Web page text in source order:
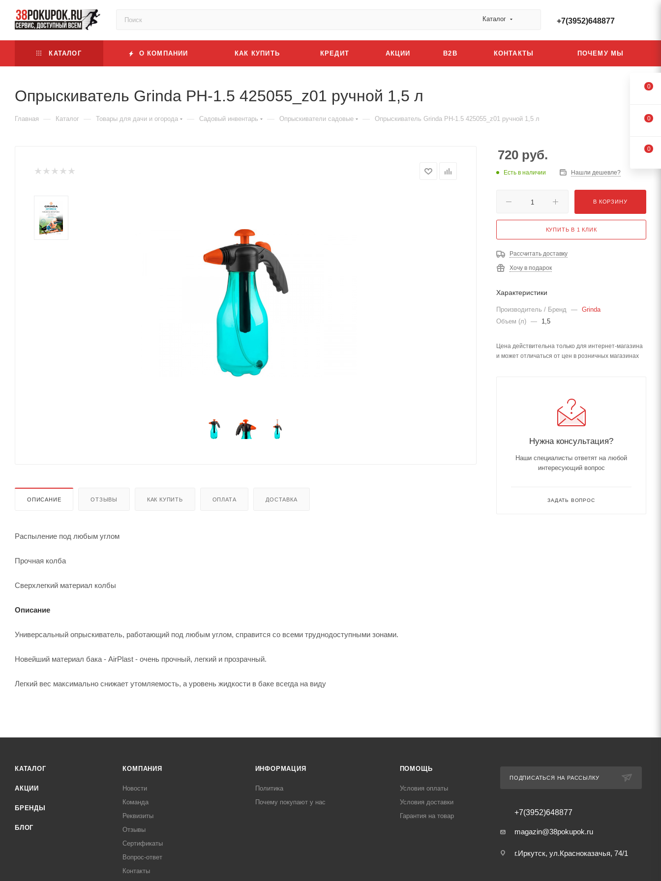
Каталог +7(3952)648877
КАТАЛОГ О КОМПАНИИ КАК КУПИТЬ КРЕДИТ АКЦИИ B2B КОНТАКТЫ ПОЧЕМУ МЫ
Опрыскиватель Grinda PH-1.5 425055_z01 ручной 1,5 л
Главная — Каталог — Товары для дачи и огорода — Садовый инвентарь — Опрыскиватели садовые — Опрыскиватель Grinda PH-1.5 425055_z01 ручной 1,5 л
ОПИСАНИЕ ОТЗЫВЫ КАК КУПИТЬ ОПЛАТА ДОСТАВКА
Распыление под любым углом
Прочная колба
Сверхлегкий материал колбы
Описание
Универсальный опрыскиватель, работающий под любым углом, справится со всеми труднодоступными зонами.
Новейший материал бака - AirPlast - очень прочный, легкий и прозрачный.
Легкий вес максимально снижает утомляемость, а уровень жидкости в баке всегда на виду
720 руб.
Есть в наличии Нашли дешевле?
В КОРЗИНУ
КУПИТЬ В 1 КЛИК
Рассчитать доставку
Хочу в подарок
Характеристики
Производитель / Бренд — Grinda
Объем (л) — 1,5
Цена действительна только для интернет-магазина
и может отличаться от цен в розничных магазинах
Нужна консультация?
Наши специалисты ответят на любой
интересующий вопрос
ЗАДАТЬ ВОПРОС
КАТАЛОГ
АКЦИИ
БРЕНДЫ
БЛОГ
КОМПАНИЯ
Новости
Команда
Реквизиты
Отзывы
Сертификаты
Вопрос-ответ
Контакты
ИНФОРМАЦИЯ
Политика
Почему покупают у нас
ПОМОЩЬ
Условия оплаты
Условия доставки
Гарантия на товар
ПОДПИСАТЬСЯ НА РАССЫЛКУ
+7(3952)648877
magazin@38pokupok.ru
г.Иркутск, ул.Красноказачья, 74/1
0
0
0